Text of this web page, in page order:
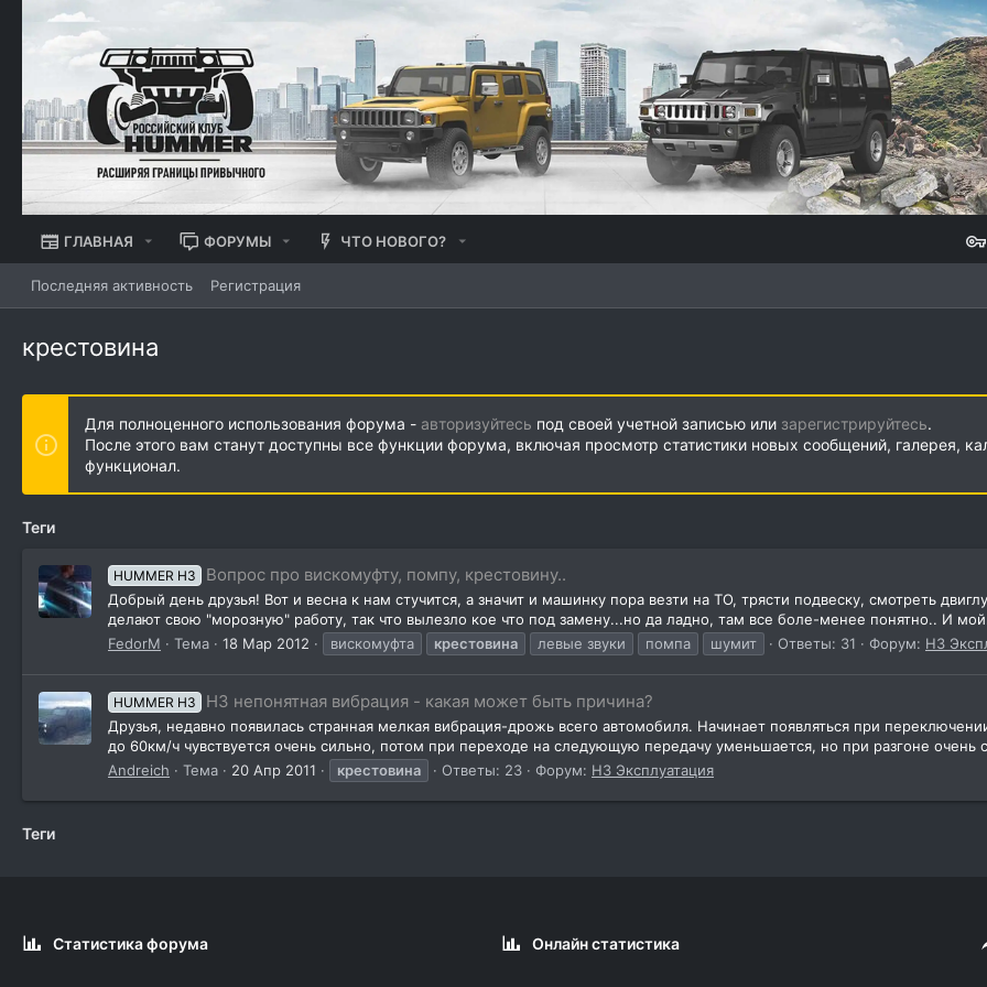
ГЛАВНАЯ ФОРУМЫ ЧТО НОВОГО?
Последняя активность Регистрация
крестовина
Для полноценного использования форума - авторизуйтесь под своей учетной записью или зарегистрируйтесь.
После этого вам станут доступны все функции форума, включая просмотр статистики новых сообщений, галерея,
функционал.
Теги
HUMMER H3 Вопрос про вискомуфту, помпу, крестовину..
Добрый день друзья! Вот и весна к нам стучится, а значит и машинку пора везти на ТО, трясти подвеску, смотреть
делают свою "морозную" работу, так что вылезло кое что под замену...но да ладно, там все боле-менее понятно.. И
FedorM
Тема 18 Мар 2012 вискомуфта крестовина левые звуки помпа шумит Ответы: 31 Форум: H3
HUMMER H3 Н3 непонятная вибрация - какая может быть причина?
Друзья, недавно появилась странная мелкая вибрация-дрожь всего автомобиля. Начинает появляться при
до 60км/ч чувствуется очень сильно, потом при переходе на следующую передачу уменьшается, но при разгоне очень
Andreich
Тема 20 Апр 2011 крестовина Ответы: 23 Форум: H3 Эксплуатация
Теги
Статистика форума Онлайн статистика